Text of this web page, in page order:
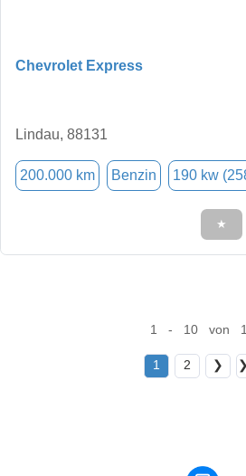
Chevrolet Express
Lindau, 88131
200.000 km Benzin 190 kw
★
1 - 10 von
1 2 ❯